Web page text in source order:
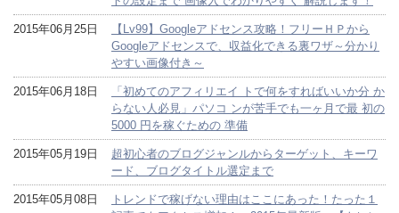
2015年06月25日
【Lv99】Googleアドセンス攻略！フリーＨＰから
Googleアドセンスで、収益化できる裏ワザ～分かり
やすい画像付き～
2015年06月18日
「初めてのアフィリエイ トで何をすればいいか分 か
らない人必見」パソコ ンが苦手でも一ヶ月で最 初の
5000 円を稼ぐための 準備
2015年05月19日
超初心者のブログジャンルからターゲット、キーワ
ード、ブログタイトル選定まで
2015年05月08日
トレンドで稼げない理由はここにあった！たった１